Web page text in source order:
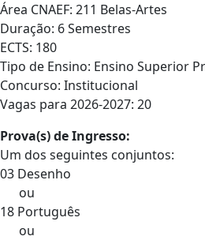
Área CNAEF: 211 Belas-Artes
Duração: 6 Semestres
ECTS: 180
Tipo de Ensino: Ensino Superior
Concurso: Institucional
Vagas para 2026-2027: 20
Prova(s) de Ingresso:
Um dos seguintes conjuntos:
03 Desenho
ou
18 Português
ou